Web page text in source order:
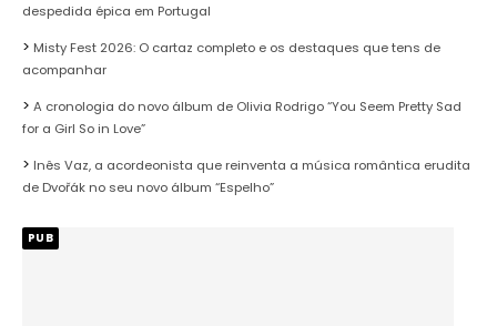
despedida épica em Portugal
Misty Fest 2026: O cartaz completo e os destaques que tens de
acompanhar
A cronologia do novo álbum de Olivia Rodrigo “You Seem Pretty Sad
for a Girl So in Love”
Inês Vaz, a acordeonista que reinventa a música romântica erudita
de Dvořák no seu novo álbum “Espelho”
PUB